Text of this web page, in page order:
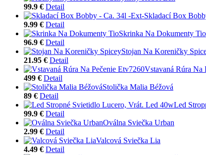
99.9 € Detail
Skladací Box
9.99 € Detail
Skrinka Na Dokumenty Tio
96.9 € Detail
Stojan Na Koreničky
21.95 € Detail
Vstavaná Rúra Na
499 € Detail
Stolička Malia Béžová
89 € Detail
Led
99.9 € Detail
Oválna Sviečka Urban
2.99 € Detail
Valcová Sviečka Lia
4.49 € Detail